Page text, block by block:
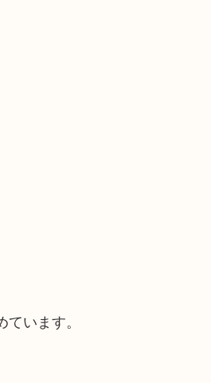
います。